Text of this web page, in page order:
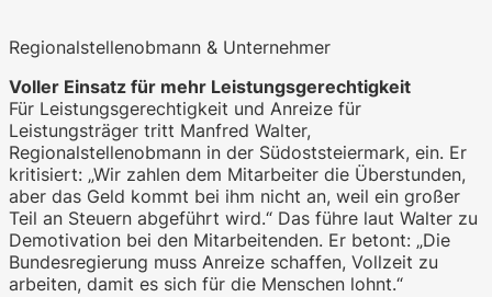
Regionalstellenobmann & Unternehmer
Voller Einsatz für mehr Leistungsgerechtigkeit
Für Leistungsgerechtigkeit und Anreize für
Leistungsträger tritt Manfred Walter,
Regionalstellenobmann in der Südoststeiermark, ein. Er
kritisiert: „Wir zahlen dem Mitarbeiter die Überstunden,
aber das Geld kommt bei ihm nicht an, weil ein großer
Teil an Steuern abgeführt wird.“ Das führe laut Walter zu
Demotivation bei den Mitarbeitenden. Er betont: „Die
Bundesregierung muss Anreize schaffen, Vollzeit zu
arbeiten, damit es sich für die Menschen lohnt.“
WKO.tv KI (lokales LLM gemma-4-
26b-a4b-it, Blackwell)